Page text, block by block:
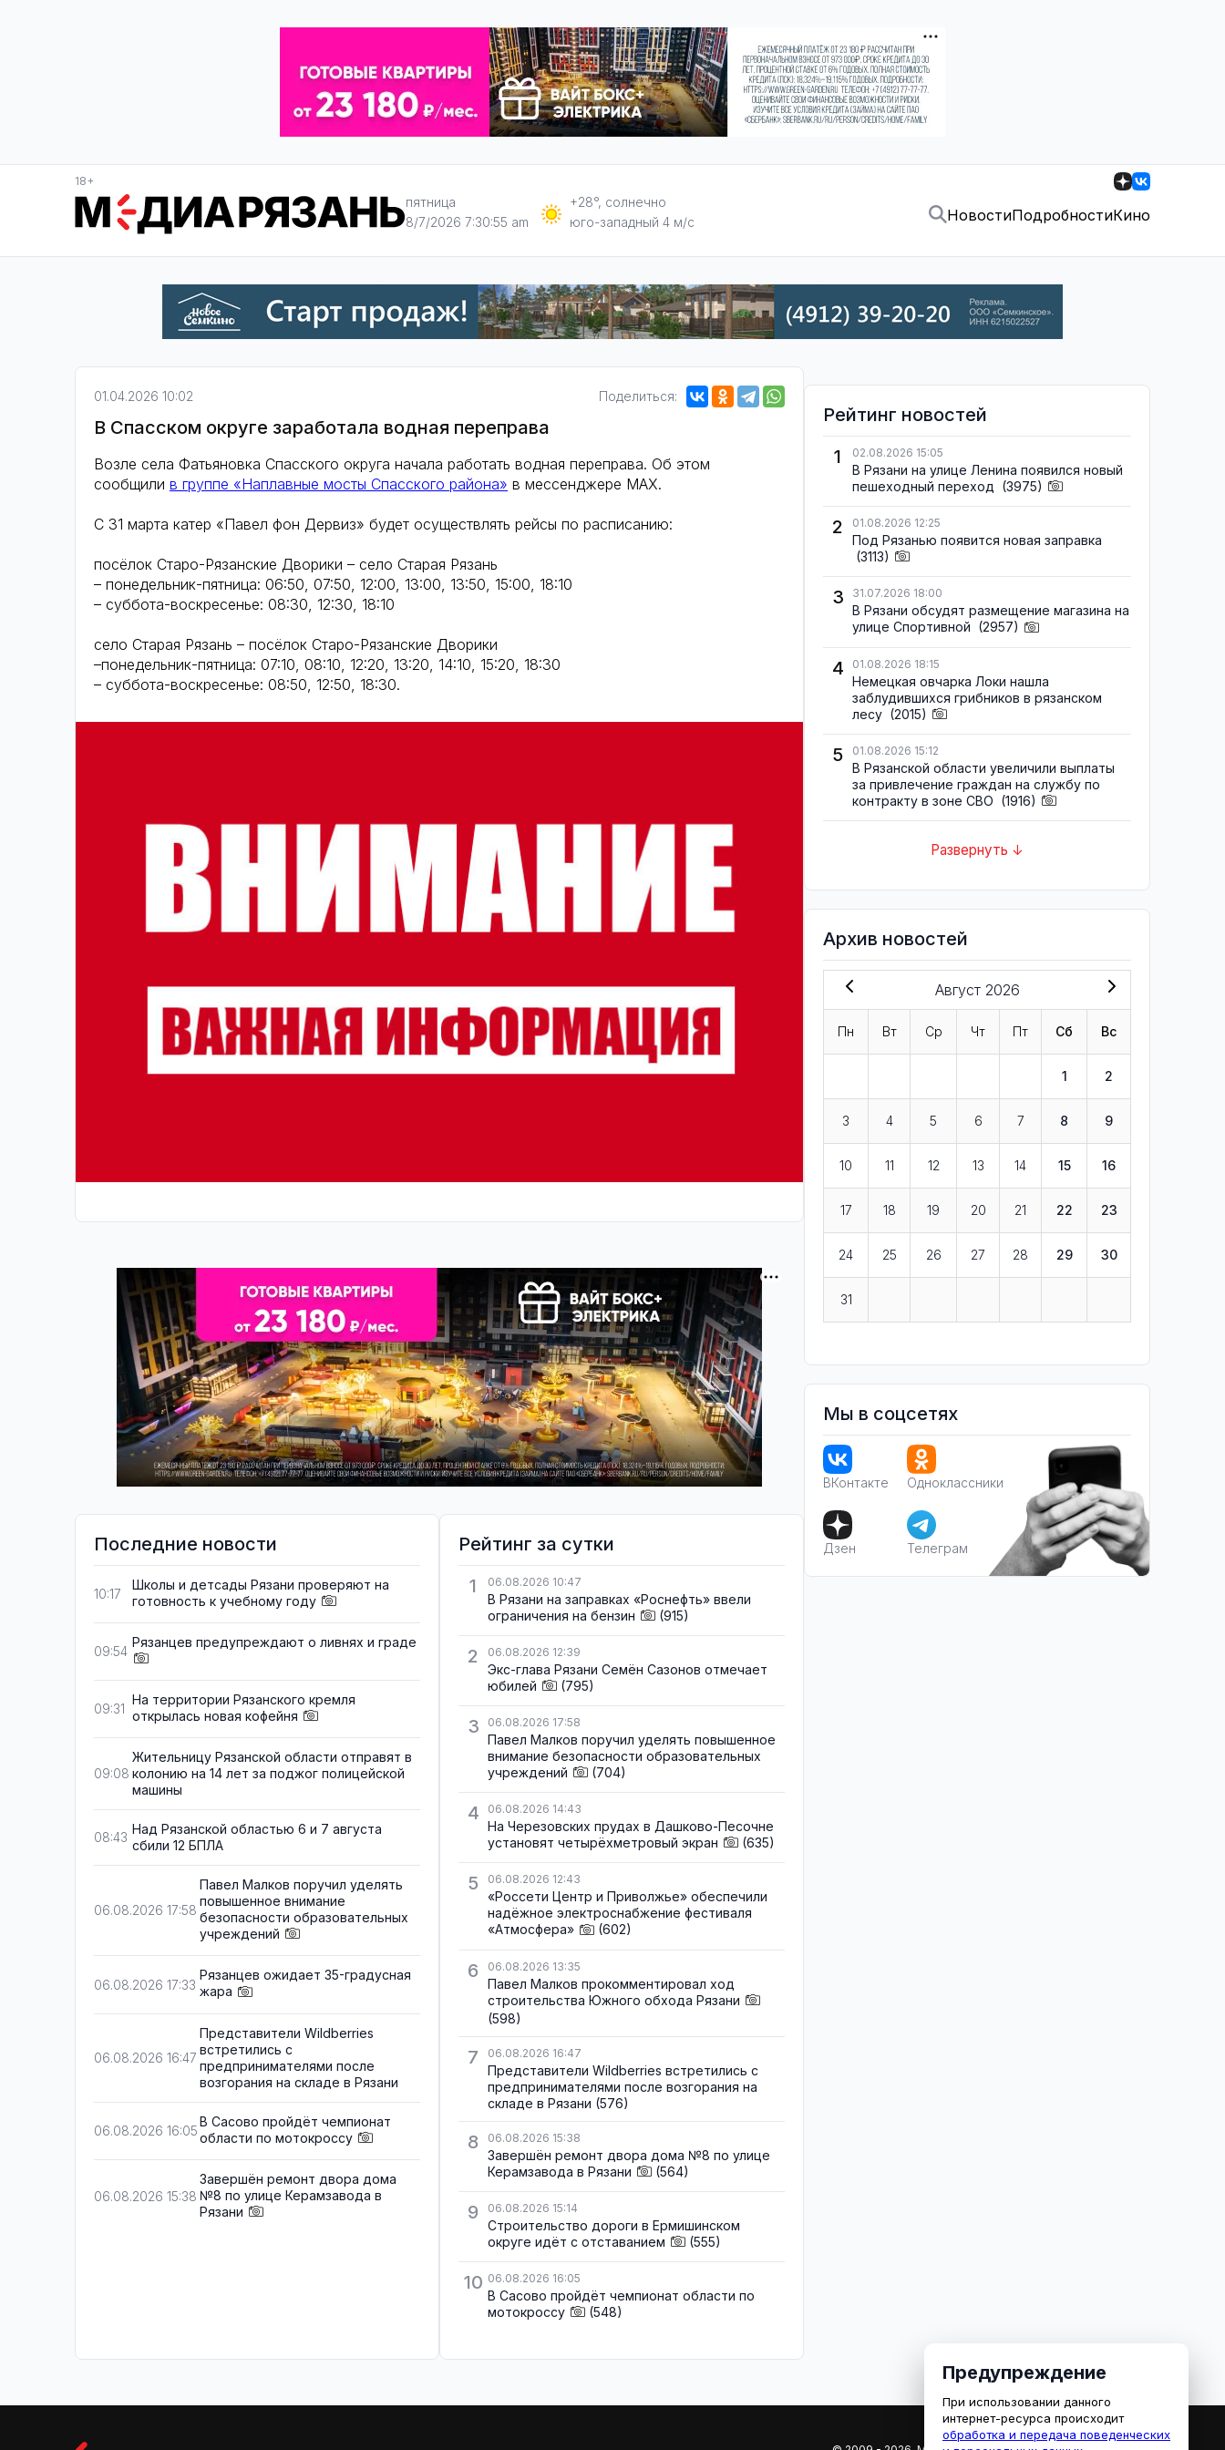
18+
пятница
8/7/2026 7:30:56 am
+28°, солнечно
юго-западный 4 м/с
НовостиПодробностиКино
01.04.2026 10:02 Поделиться:
В Спасском округе заработала водная переправа
Возле села Фатьяновка Спасского округа начала работать водная переправа. Об этом
сообщили в группе «Наплавные мосты Спасского района» в мессенджере MAX.
С 31 марта катер «Павел фон Дервиз» будет осуществлять рейсы по расписанию:
посёлок Старо-Рязанские Дворики – село Старая Рязань
– понедельник-пятница: 06:50, 07:50, 12:00, 13:00, 13:50, 15:00, 18:10
– суббота-воскресенье: 08:30, 12:30, 18:10
село Старая Рязань – посёлок Старо-Рязанские Дворики
–понедельник-пятница: 07:10, 08:10, 12:20, 13:20, 14:10, 15:20, 18:30
– суббота-воскресенье: 08:50, 12:50, 18:30.
Последние новости
10:17
Школы и детсады Рязани проверяют на
готовность к учебному году
09:54
Рязанцев предупреждают о ливнях и граде
09:31
На территории Рязанского кремля
открылась новая кофейня
09:08
Жительницу Рязанской области отправят в
колонию на 14 лет за поджог полицейской
машины
08:43
Над Рязанской областью 6 и 7 августа
сбили 12 БПЛА
06.08.2026 17:58
Павел Малков поручил уделять
повышенное внимание
безопасности образовательных
учреждений
06.08.2026 17:33
Рязанцев ожидает 35-градусная
жара
06.08.2026 16:47
Представители Wildberries
встретились с
предпринимателями после
возгорания на складе в Рязани
06.08.2026 16:05
В Сасово пройдёт чемпионат
области по мотокроссу
06.08.2026 15:38
Завершён ремонт двора дома
№8 по улице Керамзавода в
Рязани
Рейтинг за сутки
1
06.08.2026 10:47
В Рязани на заправках «Роснефть» ввели
ограничения на бензин
(915)
2 06.08.2026 12:39
Экс-глава Рязани Семён Сазонов отмечает
юбилей
(795)
3 06.08.2026 17:58
Павел Малков поручил уделять повышенное
внимание безопасности образовательных
учреждений
(704)
4 06.08.2026 14:43
На Черезовских прудах в Дашково-Песочне
установят четырёхметровый экран
(635)
5 06.08.2026 12:43
«Россети Центр и Приволжье» обеспечили
надёжное электроснабжение фестиваля
«Атмосфера»
(602)
6 06.08.2026 13:35
Павел Малков прокомментировал ход
строительства Южного обхода Рязани
(598)
7 06.08.2026 16:47
Представители Wildberries встретились с
предпринимателями после возгорания на
складе в Рязани (576)
8 06.08.2026 15:38
Завершён ремонт двора дома №8 по улице
Керамзавода в Рязани
(564)
9 06.08.2026 15:14
Строительство дороги в Ермишинском
округе идёт с отставанием
(555)
10 06.08.2026 16:05
В Сасово пройдёт чемпионат области по
мотокроссу
(548)
Рейтинг новостей
1
02.08.2026 15:05
В Рязани на улице Ленина появился новый
пешеходный переход (3975)
2 01.08.2026 12:25
Под Рязанью появится новая заправка
(3113)
3 31.07.2026 18:00
В Рязани обсудят размещение магазина на
улице Спортивной (2957)
4 01.08.2026 18:15
Немецкая овчарка Локи нашла
заблудившихся грибников в рязанском
лесу (2015)
5 01.08.2026 15:12
В Рязанской области увеличили выплаты
за привлечение граждан на службу по
контракту в зоне СВО (1916)
Развернуть ↓
Архив новостей
Август 2026
Пн Вт Ср Чт Пт Сб Вс
1 2
3 4 5 6 7 8 9
10 11 12 13 14 15 16
17 18 19 20 21 22 23
24 25 26 27 28 29 30
31
Мы в соцсетях
ВКонтакте Одноклассники
Дзен Телеграм
Предупреждение
При использовании данного
интернет-ресурса происходит
обработка и передача поведенческих